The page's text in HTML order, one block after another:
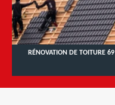
RÉNOVATION DE TOITURE 69